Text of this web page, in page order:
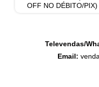
OFF NO DÉBITO/PIX)
Televendas/
Email: